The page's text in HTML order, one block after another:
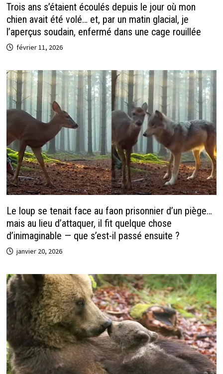
Trois ans s’étaient écoulés depuis le jour où mon
chien avait été volé… et, par un matin glacial, je
l’aperçus soudain, enfermé dans une cage rouillée
février 11, 2026
Le loup se tenait face au faon prisonnier d’un piège…
mais au lieu d’attaquer, il fit quelque chose
d’inimaginable — que s’est-il passé ensuite ?
janvier 20, 2026